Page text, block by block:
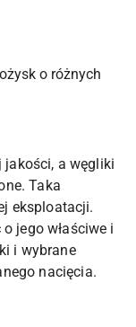
o różnych
jakości, a węgliki
Taka
eksploatacji.
jego właściwe i
i wybrane
nacięcia.